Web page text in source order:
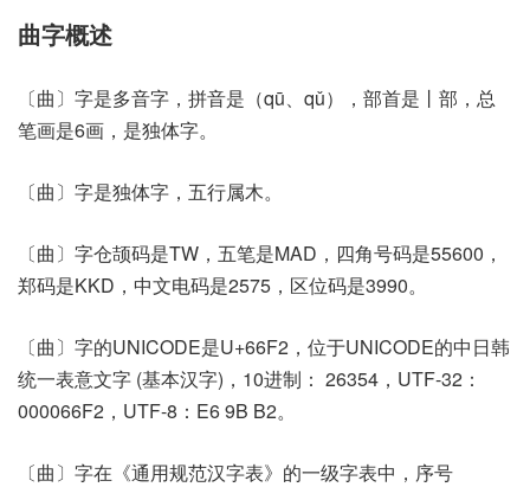
曲字概述
〔曲〕字是多音字，拼音是（qū、qǔ），部首是丨部，总
笔画是6画，是独体字。
〔曲〕字是独体字，五行属木。
〔曲〕字仓颉码是TW，五笔是MAD，四角号码是55600，
郑码是KKD，中文电码是2575，区位码是3990。
〔曲〕字的UNICODE是U+66F2，位于UNICODE的中日韩
统一表意文字 (基本汉字)，10进制： 26354，UTF-32：
000066F2，UTF-8：E6 9B B2。
〔曲〕字在《通用规范汉字表》的一级字表中，序号